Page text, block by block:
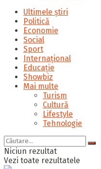
Ultimele știri
Politică
Economie
Social
Sport
Internațional
Educație
Showbiz
Mai multe
Turism
Cultură
Lifestyle
Tehnologie
Niciun rezultat
Vezi toate rezultatele